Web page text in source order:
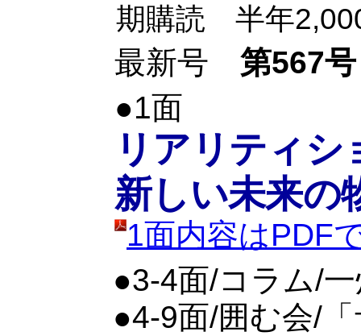
期購読 半年
最新号 第567号
●1面
リアリティシ
新しい未来の
1面内容はPDF
●3-4面/コラム/
●4-9面/囲む会/